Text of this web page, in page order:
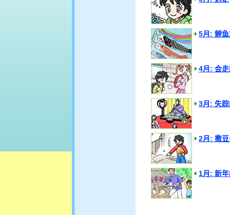
5月: 鲤
4月: 会
3月: 失
2月: 撒
1月: 新